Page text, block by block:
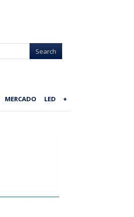
MERCADO LED +